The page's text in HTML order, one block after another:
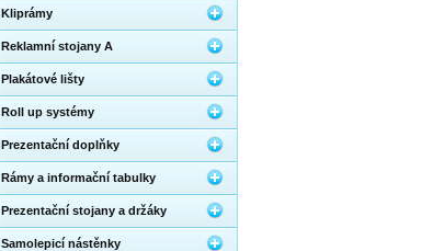
Kliprámy
Reklamní stojany A
Plakátové lišty
Roll up systémy
Prezentační doplňky
Rámy a informační tabulky
Prezentační stojany a držáky
Samolepicí nástěnky